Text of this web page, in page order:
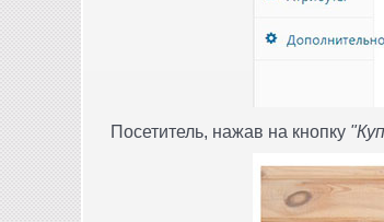
Посетитель, нажав на кнопку